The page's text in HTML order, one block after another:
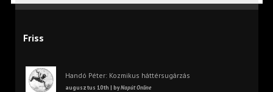
Friss
Handó Péter: Kozmikus háttérsugárzás
augusztus 10th | byNapút Online